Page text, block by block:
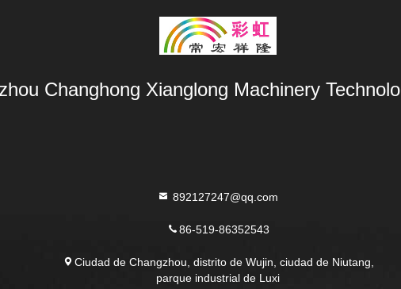
Changhong Xianglong Machinery
892127247@qq.com
86-519-86352543
Ciudad de Changzhou, distrito de Wujin, ciudad de Niutang,
parque industrial de Luxi